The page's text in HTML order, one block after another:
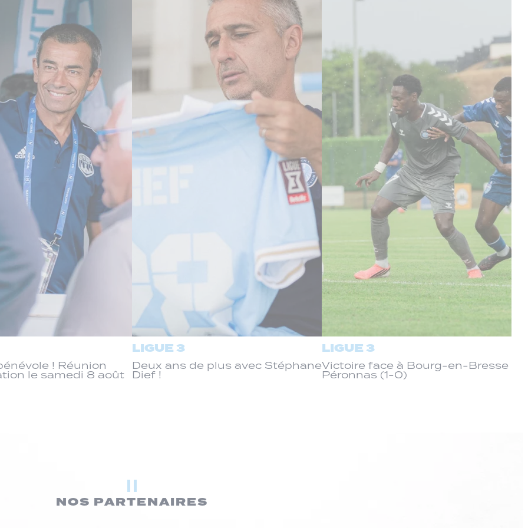
! Réunion
le samedi 8 août
LIGUE 3
Deux ans de plus avec Stéphane
Dief !
LIGUE 3
Victoire face à Bourg-en-Bresse
Péronnas (1-0)
NOS PARTENAIRES